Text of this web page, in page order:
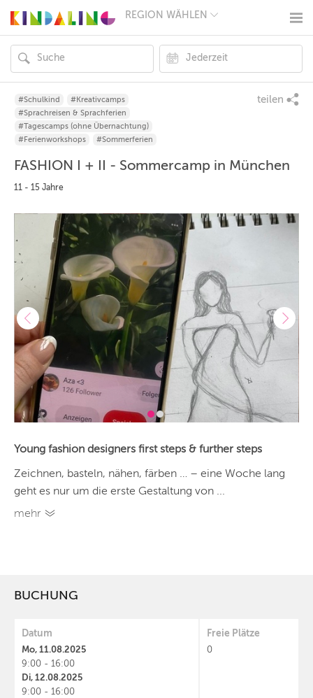
REGION WÄHLEN
MÜNCHEN
HAMBURG
FRANKFURT
KÖLN
ESSEN
HANNOVER
DRESDEN
ANDERE
REGIONEN
#Schulkind
#Kreativcamps
#Sprachreisen & Sprachferien
#Tagescamps (ohne Übernachtung)
#Ferienworkshops
#Sommerferien
teilen
FASHION I + II - Sommercamp in München
11 - 15 Jahre
Young fashion designers first steps & further steps
Zeichnen, basteln, nähen, färben … – eine Woche lang
geht es nur um die erste Gestaltung von ...
mehr
BUCHUNG
Datum
Mo, 11.08.2025
9:00 - 16:00
Di, 12.08.2025
9:00 - 16:00
Freie Plätze
0